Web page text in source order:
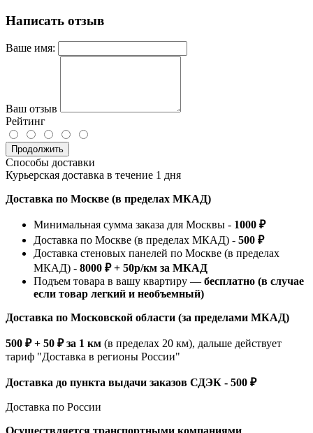
Написать отзыв
Ваше имя:
Ваш отзыв
Рейтинг
Продолжить
Способы доставки
Курьерская доставка в течение 1 дня
Доставка по Москве (в пределах МКАД)
Минимальная сумма заказа для Москвы - 1000 ₽
Доставка по Москве (в пределах МКАД) - 500 ₽
Доставка стеновых панелей по Москве (в пределах
МКАД) - 8000 ₽ + 50р/км за МКАД
Подъем товара в вашу квартиру — бесплатно (в случае
если товар легкий и необъемный)
Доставка по Московской области (за пределами МКАД)
500 ₽ + 50 ₽ за 1 км (в пределах 20 км), дальше действует
тариф "Доставка в регионы России"
Доставка до пункта выдачи заказов СДЭК - 500 ₽
Доставка по России